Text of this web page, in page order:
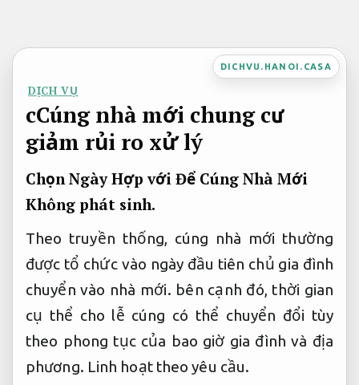
nội
dung
DICHVU.HANOI.CASA
DỊCH VỤ
cCúng nhà mới chung cư
giảm rủi ro xử lý
Chọn Ngày Hợp với Để Cúng Nhà Mới
Không phát sinh.
Theo truyền thống, cúng nhà mới thường
được tổ chức vào ngày đầu tiên chủ gia đình
chuyển vào nhà mới. bên cạnh đó, thời gian
cụ thể cho lễ cúng có thể chuyển đổi tùy
theo phong tục của bao giờ gia đình và địa
phương. Linh hoạt theo yêu cầu.